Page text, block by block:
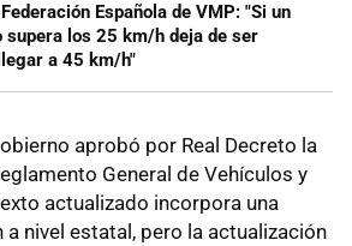
Española de VMP: "Si un
los 25 km/h deja de ser
a 45 km/h"
aprobó por Real Decreto la
General de Vehículos y
actualizado incorpora una
nivel estatal, pero la actualización